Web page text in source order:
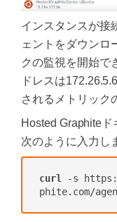
インスタンスが接
ェントをダウンロ
クの監視を開始で
ドレスは
されるメトリック
Hosted Graphiteド
次のように入力し
curl -s https://